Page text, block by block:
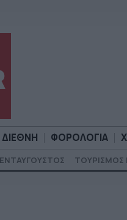
ΔΙΕΘΝΗ ΦΟΡΟΛΟΓΙΑ
ΤΟΥΡΙΣΜΟΣ